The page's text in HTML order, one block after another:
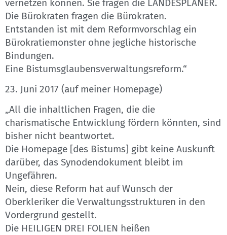
vernetzen können. Sie fragen die LANDESPLANER.
Die Bürokraten fragen die Bürokraten.
Entstanden ist mit dem Reformvorschlag ein
Bürokratiemonster ohne jegliche historische
Bindungen.
Eine Bistumsglaubensverwaltungsreform.“
23. Juni 2017 (auf meiner Homepage)
„All die inhaltlichen Fragen, die die
charismatische Entwicklung fördern könnten, sind
bisher nicht beantwortet.
Die Homepage [des Bistums] gibt keine Auskunft
darüber, das Synodendokument bleibt im
Ungefähren.
Nein, diese Reform hat auf Wunsch der
Oberkleriker die Verwaltungsstrukturen in den
Vordergrund gestellt.
Die HEILIGEN DREI FOLIEN heißen